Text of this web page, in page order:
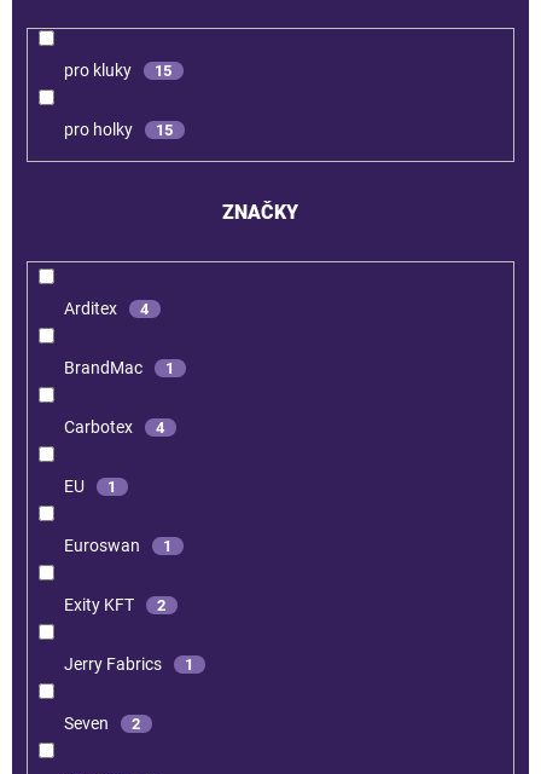
ZNAČKY
Arditex 4
BrandMac 1
Carbotex 4
EU 1
Euroswan 1
Exity KFT 2
Jerry Fabrics 1
Seven 2
pro kluky 15
pro holky 15